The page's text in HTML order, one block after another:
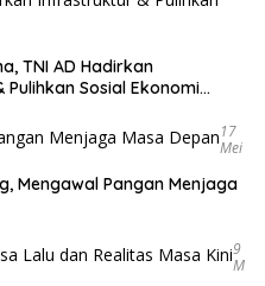
TNI AD Hadirkan
Sosial Ekonomi
17
Mei
Mengawal Pangan Menjaga
9
M